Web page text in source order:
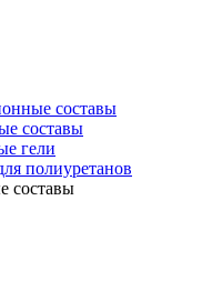
составы
составы
гели
полиуретанов
составы